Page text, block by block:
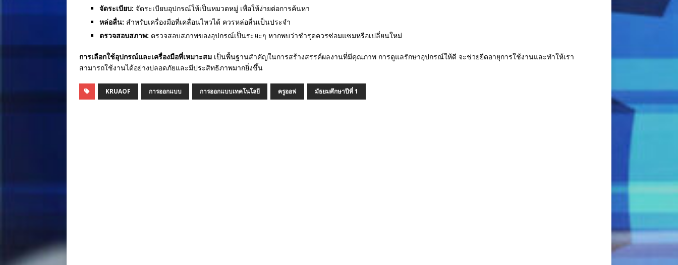
จัดระเบียบ: จัดระเบียบอุปกรณ์ให้เป็นหมวดหมู่ เพื่อให้ง่ายต่อการค้นหา
หล่อลื่น: สำหรับเครื่องมือที่เคลื่อนไหวได้ ควรหล่อลื่นเป็นประจำ
ตรวจสอบสภาพ: ตรวจสอบสภาพของอุปกรณ์เป็นระยะๆ หากพบว่าชำรุดควรซ่อมแซมหรือเปลี่ยนใหม่
การเลือกใช้อุปกรณ์และเครื่องมือที่เหมาะสม เป็นพื้นฐานสำคัญในการสร้างสรรค์ผลงานที่มีคุณภาพ การดูแลรักษาอุปกรณ์ให้ดี จะช่วยยืดอายุการใช้งานและทำให้เรา
สามารถใช้งานได้อย่างปลอดภัยและมีประสิทธิภาพมากยิ่งขึ้น
KRUAOF การออกแบบ การออกแบบเทคโนโลยี ครูออฟ มัธยมศึกษาปีที่ 1